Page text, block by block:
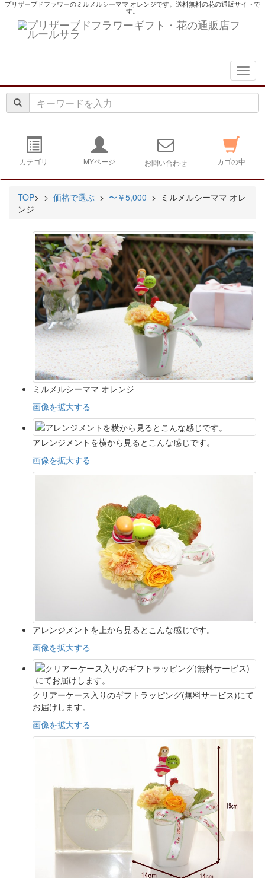
プリザーブドフラワーのミルメルシーママ オレンジです。送料無料の花の通販サイトで
す。
カテゴリ MYページ お問い合わせ カゴの中
TOP> > 価格で選ぶ > 〜￥5,000 > ミルメルシーママ オレ
ンジ
ミルメルシーママ オレンジ
画像を拡大する
アレンジメントを横から見るとこんな感じです。
画像を拡大する
アレンジメントを上から見るとこんな感じです。
画像を拡大する
クリアーケース入りのギフトラッピング(無料サービス)にて
お届けします。
画像を拡大する